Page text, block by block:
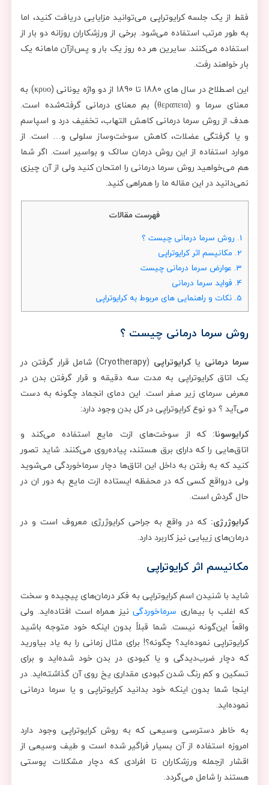
فقط از یک جلسه کرایوتراپی می‌توانید مزایایی دریافت کنید، اما
به طور مرتب استفاده می‌شود. برخی از ورزشکاران روزانه دو بار از
استفاده می‌کنند. سایرین هر ده روز یک بار و پس‌ازآن ماهانه یک
بار خواهند رفت.
این اصطلاح در سال های 1880 تا 1890 از دو واژه یونانی (κρυο) به
معنای سرما و (θεραπεια) بم معنای درمانی گرفته‌شده است.
هدف از روش سرما درمانی کاهش التهاب، تخفیف درد و اسپاسم
و یا گرفتگی عضلات، کاهش سوخت‌وساز سلولی و… است. از
موارد استفاده از این روش درمان سالک و بواسیر است. اگر شما
هم می‌خواهید روش سرما درمانی را امتحان کنید ولی از آن چیزی
نمی‌دانید در این مقاله ما را همراهی کنید.
فهرست مقالات
1. روش سرما درمانی چیست ؟
2. مکانیسم اثر کرایوتراپی
3. عوارض سرما درمانی چیست
4. فواید سرما درمانی
5. نکات و راهنمایی های مربوط به کرایوتراپی
روش سرما درمانی چیست ؟
سرما درمانی یاکرایوتراپی
(Cryotherapy) شامل قرار گرفتن در
یک اتاق کرایوتراپی به مدت سه دقیقه و قرار گرفتن بدن در
معرض سرمای زیر صفر است. این دمای انجماد چگونه به دست
می‌آید ؟ دو نوع کرایوتراپی در کل بدن وجود دارد:
کرایوسونا: که از سوخت‌های ازت مایع استفاده می‌کند و
اتاق‌هایی را که دارای برق هستند، پیاده‌روی می‌کنند. شاید تصور
کنید که به رفتن به داخل این اتاق‌ها دچار سرماخوردگی می‌شوید
ولی درواقع کسی که در محفظه ایستاده ازت مایع به دور ان در
حال گردش است.
کرایوژرژی: که در واقع به جراحی کرایوژرژی معروف است و در
درمان‌های زیبایی نیز کاربرد دارد.
مکانیسم اثر کرایوتراپی
شاید با شنیدن اسم کرایوتراپی به فکر درمان‌های پیچیده و سخت
که اغلب با بیماری سرماخوردگینیز همراه است افتاده‌اید. ولی
واقعاً این‌گونه نیست. شما قبلاً بدون اینکه خود متوجه باشید
کرایوتراپی نموده‌اید؟ چگونه؟! برای مثال زمانی را به یاد بیاورید
که دچار ضرب‌دیدگی و یا کبودی در بدن خود شده‌اید و برای
تسکین و کم رنگ شدن کبودی مقداری یخ روی آن گذاشته‌اید. در
اینجا شما بدون اینکه خود بدانید کرایوتراپی و یا سرما درمانی
نموده‌اید.
به خاطر دسترسی وسیعی که به روش کرایوتراپی وجود دارد
امروزه استفاده از آن بسیار فراگیر شده است و طیف وسیعی از
اقشار ازجمله ورزشکاران تا افرادی که دچار مشکلات پوستی
هستند را شامل می‌گردد.